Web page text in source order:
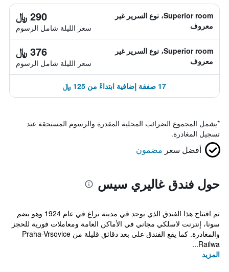
Superior room، نوع السرير غير
معروف
290 ﷼
سعر الليلة شامل الرسوم
Superior room، نوع السرير غير
معروف
376 ﷼
سعر الليلة شامل الرسوم
17 صفقة إضافية ابتداءً من 125 ﷼
*يشمل المجموع الضرائب المحلية المقدرة والرسوم المستحقة عند
تسجيل المغادرة.
أفضل سعر مضمون
حول فندق غاليري سيس
تم افتتاح هذا الفندق الذي يوجد في مدينة براغ في عام 1924 وهو يضم
سونا، إنترنت لاسلكي مجاني في الأماكن العامة ومعاملات فورية للحجز
والمغادرة. كما يقع الفندق على بعد دقائق قليلة من Praha-Vrsovice
Railwa...
المزيد